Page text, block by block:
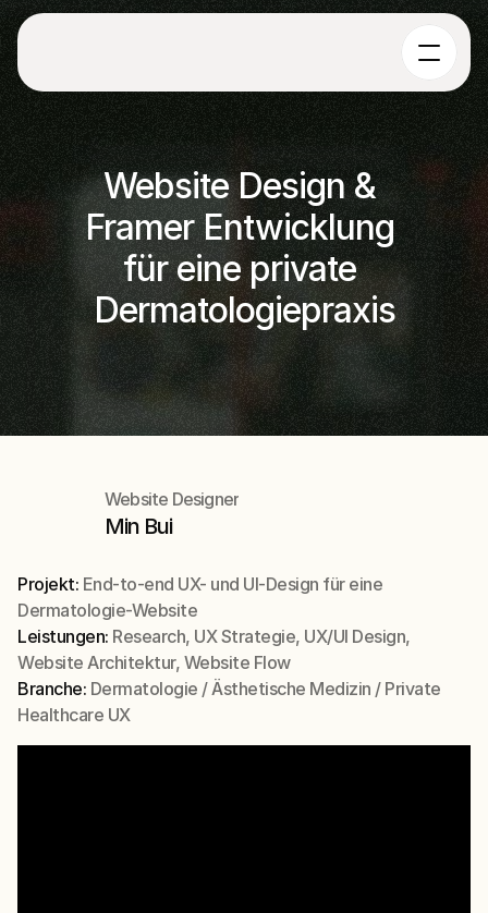
Website Design &
Framer Entwicklung
für eine private
Dermatologiepraxis
Website Designer
Min Bui
Projekt: End-to-end UX- und UI-Design für eine
Dermatologie-Website
Leistungen: Research, UX Strategie, UX/UI Design,
Website Architektur, Website Flow
Branche: Dermatologie / Ästhetische Medizin / Private
Healthcare UX